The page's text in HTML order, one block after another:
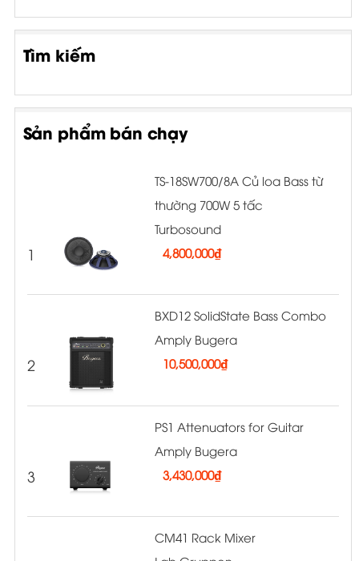
Tìm kiếm
Sản phẩm bán chạy
1
TS-18SW700/8A Củ loa Bass từ
thường 700W 5 tấc
Turbosound
4,800,000₫
2
BXD12 SolidState Bass Combo
Amply Bugera
10,500,000₫
3
PS1 Attenuators for Guitar
Amply Bugera
3,430,000₫
CM41 Rack Mixer